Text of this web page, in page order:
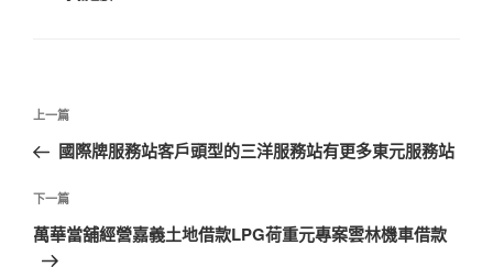
文
導
覽
上
一
文
章
上一篇
國際牌服務站客戶頭型的三洋服務站有更多東元服務站
下
一
篇
下一篇
萬華當舖經營嘉義土地借款LPG荷重元專案雲林機車借款